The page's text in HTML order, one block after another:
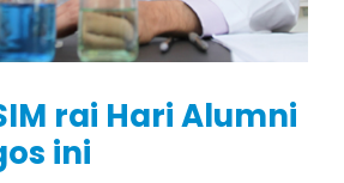
rai Hari Alumni
ini